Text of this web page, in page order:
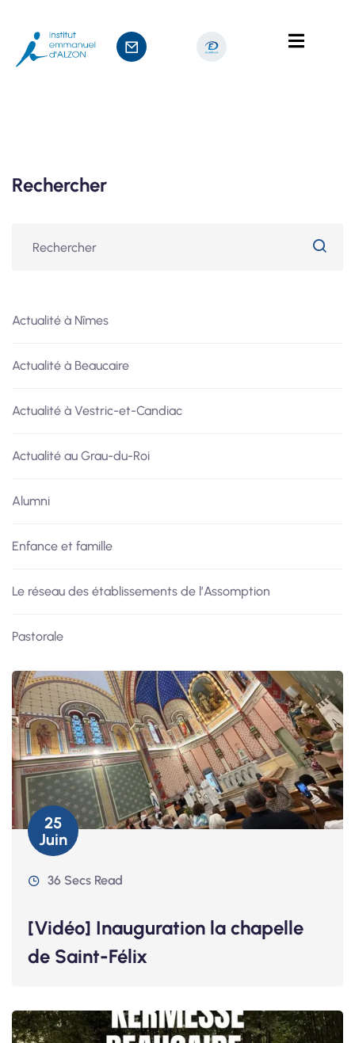
25
Juin
36 Secs Read
[Vidéo] Inauguration la chapelle
de Saint-Félix
Rechercher
Actualité à Nîmes
Actualité à Beaucaire
Actualité à Vestric-et-Candiac
Actualité au Grau-du-Roi
Alumni
Enfance et famille
Le réseau des établissements de l’Assomption
Pastorale